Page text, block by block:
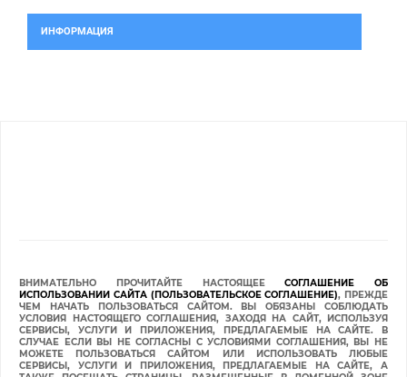
ИНФОРМАЦИЯ
ВНИМАТЕЛЬНО ПРОЧИТАЙТЕ НАСТОЯЩЕЕСОГЛАШЕНИЕ ОБ
ИСПОЛЬЗОВАНИИ САЙТА (ПОЛЬЗОВАТЕЛЬСКОЕ СОГЛАШЕНИЕ), ПРЕЖДЕ
ЧЕМ НАЧАТЬ ПОЛЬЗОВАТЬСЯ САЙТОМ. ВЫ ОБЯЗАНЫ СОБЛЮДАТЬ
УСЛОВИЯ НАСТОЯЩЕГО СОГЛАШЕНИЯ, ЗАХОДЯ НА САЙТ, ИСПОЛЬЗУЯ
СЕРВИСЫ, УСЛУГИ И ПРИЛОЖЕНИЯ, ПРЕДЛАГАЕМЫЕ НА САЙТЕ. В
СЛУЧАЕ ЕСЛИ ВЫ НЕ СОГЛАСНЫ С УСЛОВИЯМИ СОГЛАШЕНИЯ, ВЫ НЕ
МОЖЕТЕ ПОЛЬЗОВАТЬСЯ САЙТОМ ИЛИ ИСПОЛЬЗОВАТЬ ЛЮБЫЕ
СЕРВИСЫ, УСЛУГИ И ПРИЛОЖЕНИЯ, ПРЕДЛАГАЕМЫЕ НА САЙТЕ, А